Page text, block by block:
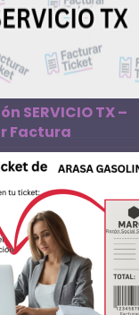
SERVICIO TX –
Factura